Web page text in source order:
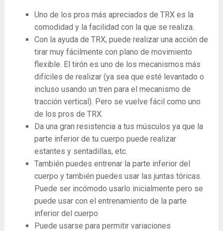
Uno de los pros más apreciados de TRX es la
comodidad y la facilidad con la que se realiza.
Con la ayuda de TRX, puede realizar una acción de
tirar muy fácilmente con plano de movimiento
flexible. El tirón es uno de los mecanismos más
difíciles de realizar (ya sea que esté levantado o
incluso usando un tren para el mecanismo de
tracción vertical). Pero se vuelve fácil como uno
de los pros de TRX.
Da una gran resistencia a tus músculos ya que la
parte inferior de tu cuerpo puede realizar
estantes y sentadillas, etc.
También puedes entrenar la parte inferior del
cuerpo y también puedes usar las juntas tóricas.
Puede ser incómodo usarlo inicialmente pero se
puede usar con el entrenamiento de la parte
inferior del cuerpo
Puede usarse para permitir variaciones